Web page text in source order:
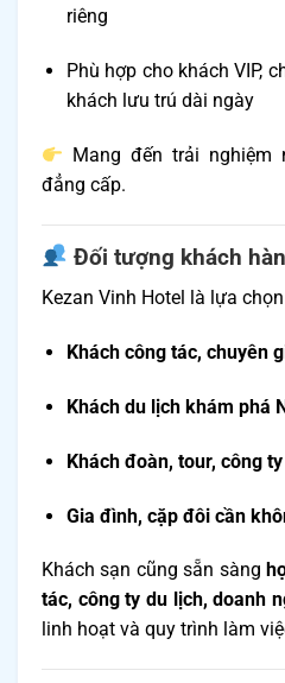
riêng
Phù hợp cho khách VIP,
khách lưu trú dài ngày
Mang đến trải nghiệm
đẳng cấp.
Đối tượng khách
Kezan Vinh Hotel là lựa
Khách công tác, chuyên
Khách du lịch khám phá
Khách đoàn, tour, công
Gia đình, cặp đôi cần
Khách sạn cũng sẵn sàng
tác, công ty du lịch, doanh
linh hoạt và quy trình làm